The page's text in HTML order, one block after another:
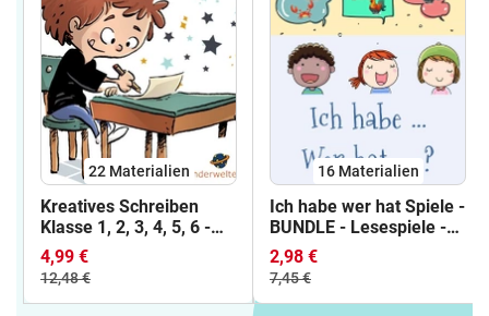
22 Materialien
Kreatives Schreiben
Klasse 1, 2, 3, 4, 5, 6 -
Wachsendes
Materialpaket -
Bildimpulse kreatives
Schreiben -
4,99 €
12,48 €
16 Materialien
Ich habe wer hat Spiele -
BUNDLE - Lesespiele -
16 Bildlesespiele -
Leseverstehen -
Leseverständnis -
Hörverstehen
2,98 €
7,45 €